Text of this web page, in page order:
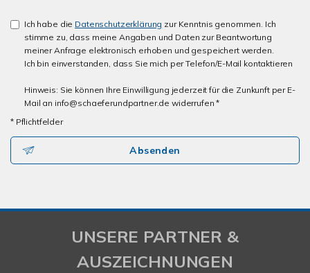
Ich habe die Datenschutzerklärung zur Kenntnis genommen. Ich
stimme zu, dass meine Angaben und Daten zur Beantwortung
meiner Anfrage elektronisch erhoben und gespeichert werden.
Ich bin einverstanden, dass Sie mich per Telefon/E-Mail kontaktieren
Hinweis: Sie können Ihre Einwilligung jederzeit für die Zunkunft per E-
Mail an info@schaeferundpartner.de widerrufen *
* Pflichtfelder
Absenden
UNSERE PARTNER &
AUSZEICHNUNGEN